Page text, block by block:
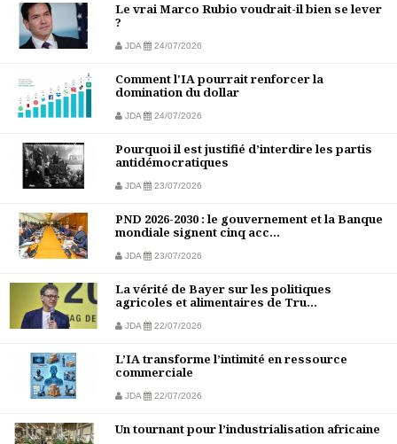
Le vrai Marco Rubio voudrait-il bien se lever
?
JDA 24/07/2026
Comment l'IA pourrait renforcer la
domination du dollar
JDA 24/07/2026
Pourquoi il est justifié d’interdire les partis
antidémocratiques
JDA 23/07/2026
PND 2026-2030 : le gouvernement et la Banque
mondiale signent cinq acc...
JDA 23/07/2026
La vérité de Bayer sur les politiques
agricoles et alimentaires de Tru...
JDA 22/07/2026
L’IA transforme l’intimité en ressource
commerciale
JDA 22/07/2026
Un tournant pour l’industrialisation africaine